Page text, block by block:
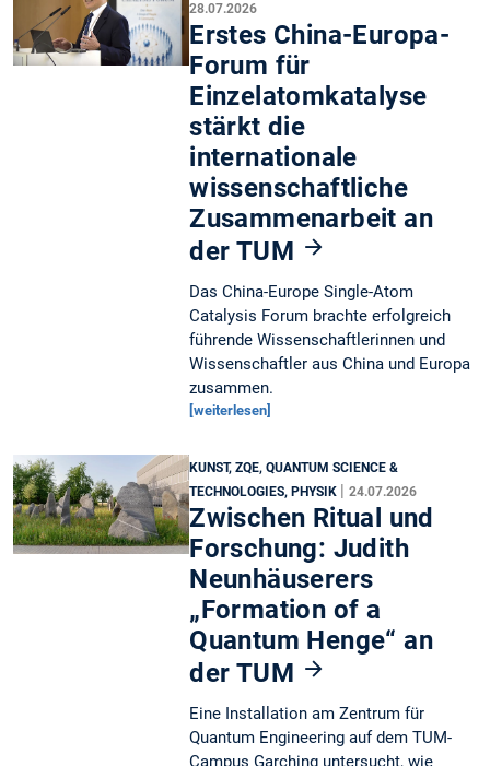
28.07.2026
Erstes China-Europa-
Forum für
Einzelatomkatalyse
stärkt die
internationale
wissenschaftliche
Zusammenarbeit an
der TUM
Das China-Europe Single-Atom
Catalysis Forum brachte erfolgreich
führende Wissenschaftlerinnen und
Wissenschaftler aus China und Europa
zusammen.
[weiterlesen]
KUNST, ZQE, QUANTUM SCIENCE &
TECHNOLOGIES, PHYSIK
|24.07.2026
Zwischen Ritual und
Forschung: Judith
Neunhäuserers
„Formation of a
Quantum Henge“ an
der TUM
Eine Installation am Zentrum für
Quantum Engineering auf dem TUM-